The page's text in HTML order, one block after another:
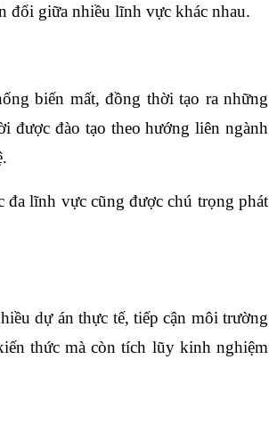
đổi giữa nhiều lĩnh vực khác nhau.
biến mất, đồng thời tạo ra những
được đào tạo theo hướng liên ngành
đa lĩnh vực cũng được chú trọng phát
dự án thực tế, tiếp cận môi trường
thức mà còn tích lũy kinh nghiệm